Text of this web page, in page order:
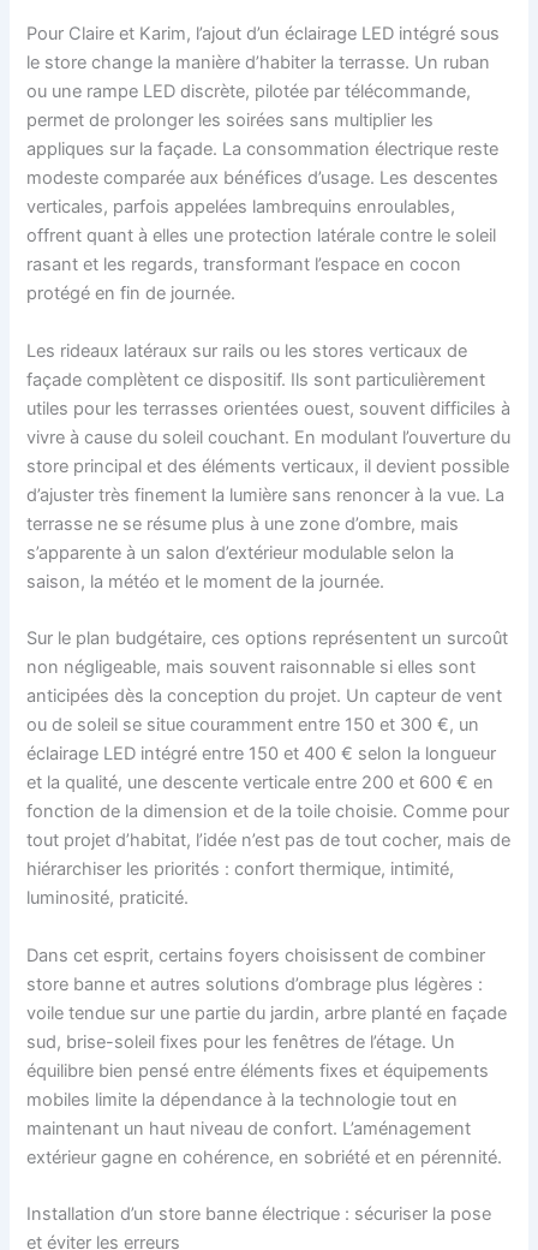
Pour Claire et Karim, l’ajout d’un éclairage LED intégré sous
le store change la manière d’habiter la terrasse. Un ruban
ou une rampe LED discrète, pilotée par télécommande,
permet de prolonger les soirées sans multiplier les
appliques sur la façade. La consommation électrique reste
modeste comparée aux bénéfices d’usage. Les descentes
verticales, parfois appelées lambrequins enroulables,
offrent quant à elles une protection latérale contre le soleil
rasant et les regards, transformant l’espace en cocon
protégé en fin de journée.
Les rideaux latéraux sur rails ou les stores verticaux de
façade complètent ce dispositif. Ils sont particulièrement
utiles pour les terrasses orientées ouest, souvent difficiles à
vivre à cause du soleil couchant. En modulant l’ouverture du
store principal et des éléments verticaux, il devient possible
d’ajuster très finement la lumière sans renoncer à la vue. La
terrasse ne se résume plus à une zone d’ombre, mais
s’apparente à un salon d’extérieur modulable selon la
saison, la météo et le moment de la journée.
Sur le plan budgétaire, ces options représentent un surcoût
non négligeable, mais souvent raisonnable si elles sont
anticipées dès la conception du projet. Un capteur de vent
ou de soleil se situe couramment entre 150 et 300 €, un
éclairage LED intégré entre 150 et 400 € selon la longueur
et la qualité, une descente verticale entre 200 et 600 € en
fonction de la dimension et de la toile choisie. Comme pour
tout projet d’habitat, l’idée n’est pas de tout cocher, mais de
hiérarchiser les priorités : confort thermique, intimité,
luminosité, praticité.
Dans cet esprit, certains foyers choisissent de combiner
store banne et autres solutions d’ombrage plus légères :
voile tendue sur une partie du jardin, arbre planté en façade
sud, brise-soleil fixes pour les fenêtres de l’étage. Un
équilibre bien pensé entre éléments fixes et équipements
mobiles limite la dépendance à la technologie tout en
maintenant un haut niveau de confort. L’aménagement
extérieur gagne en cohérence, en sobriété et en pérennité.
Installation d’un store banne électrique : sécuriser la pose
et éviter les erreurs